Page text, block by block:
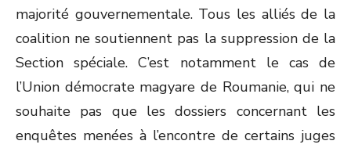
majorité gouvernementale. Tous les alliés de la
coalition ne soutiennent pas la suppression de la
Section spéciale. C’est notamment le cas de
l’Union démocrate magyare de Roumanie, qui ne
souhaite pas que les dossiers concernant les
enquêtes menées à l’encontre de certains juges